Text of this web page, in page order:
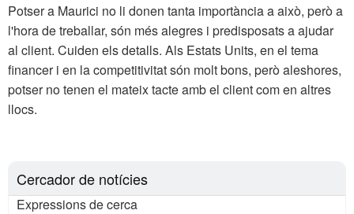
Potser a Maurici no li donen tanta importància a això, però a
l'hora de treballar, són més alegres i predisposats a ajudar
al client. Cuiden els detalls. Als Estats Units, en el tema
financer i en la competitivitat són molt bons, però aleshores,
potser no tenen el mateix tacte amb el client com en altres
llocs.
Cercador de notícies
Expressions de cerca